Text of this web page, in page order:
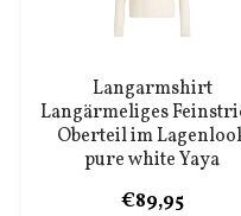
Langarmshirt
Langärmeliges
Oberteil im
pure white Yaya
€89,95